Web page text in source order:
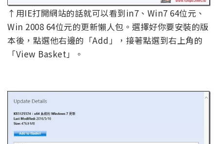
↑用IE打開網站的話就可以看到in7、Win7 64位元、
Win 2008 64位元的更新懶人包。選擇好你要安裝的版
本後，點選他右邊的「Add」，接著點選到右上角的
「View Basket」。